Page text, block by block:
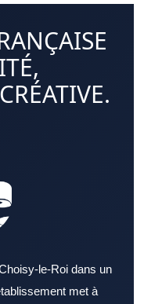
le-Roi dans un
met à